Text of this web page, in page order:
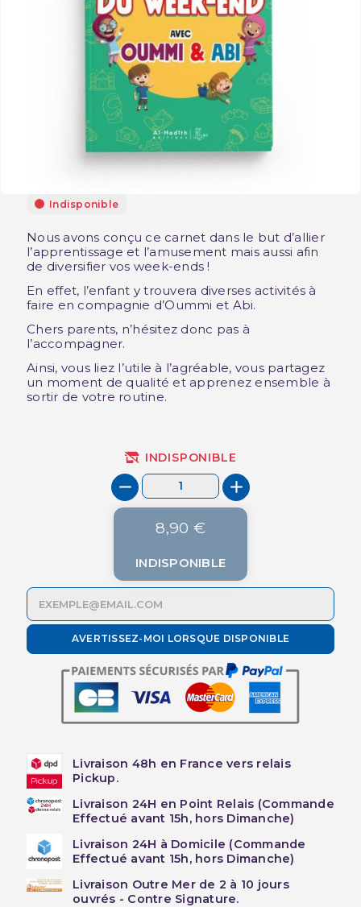
Indisponible
Nous avons conçu ce carnet dans le but d’allier
l’apprentissage et l’amusement mais aussi afin
de diversifier vos week-ends !
En effet, l’enfant y trouvera diverses activités à
faire en compagnie d’Oummi et Abi.
Chers parents, n’hésitez donc pas à
l’accompagner.
Ainsi, vous liez l’utile à l’agréable, vous partagez
un moment de qualité et apprenez ensemble à
sortir de votre routine.
INDISPONIBLE
8,90 €
INDISPONIBLE
AVERTISSEZ-MOI LORSQUE DISPONIBLE
Livraison 48h en France vers relais
Pickup.
Livraison 24H en Point Relais (Commande
Effectué avant 15h, hors Dimanche)
Livraison 24H à Domicile (Commande
Effectué avant 15h, hors Dimanche)
Livraison Outre Mer de 2 à 10 jours
ouvrés - Contre Signature.